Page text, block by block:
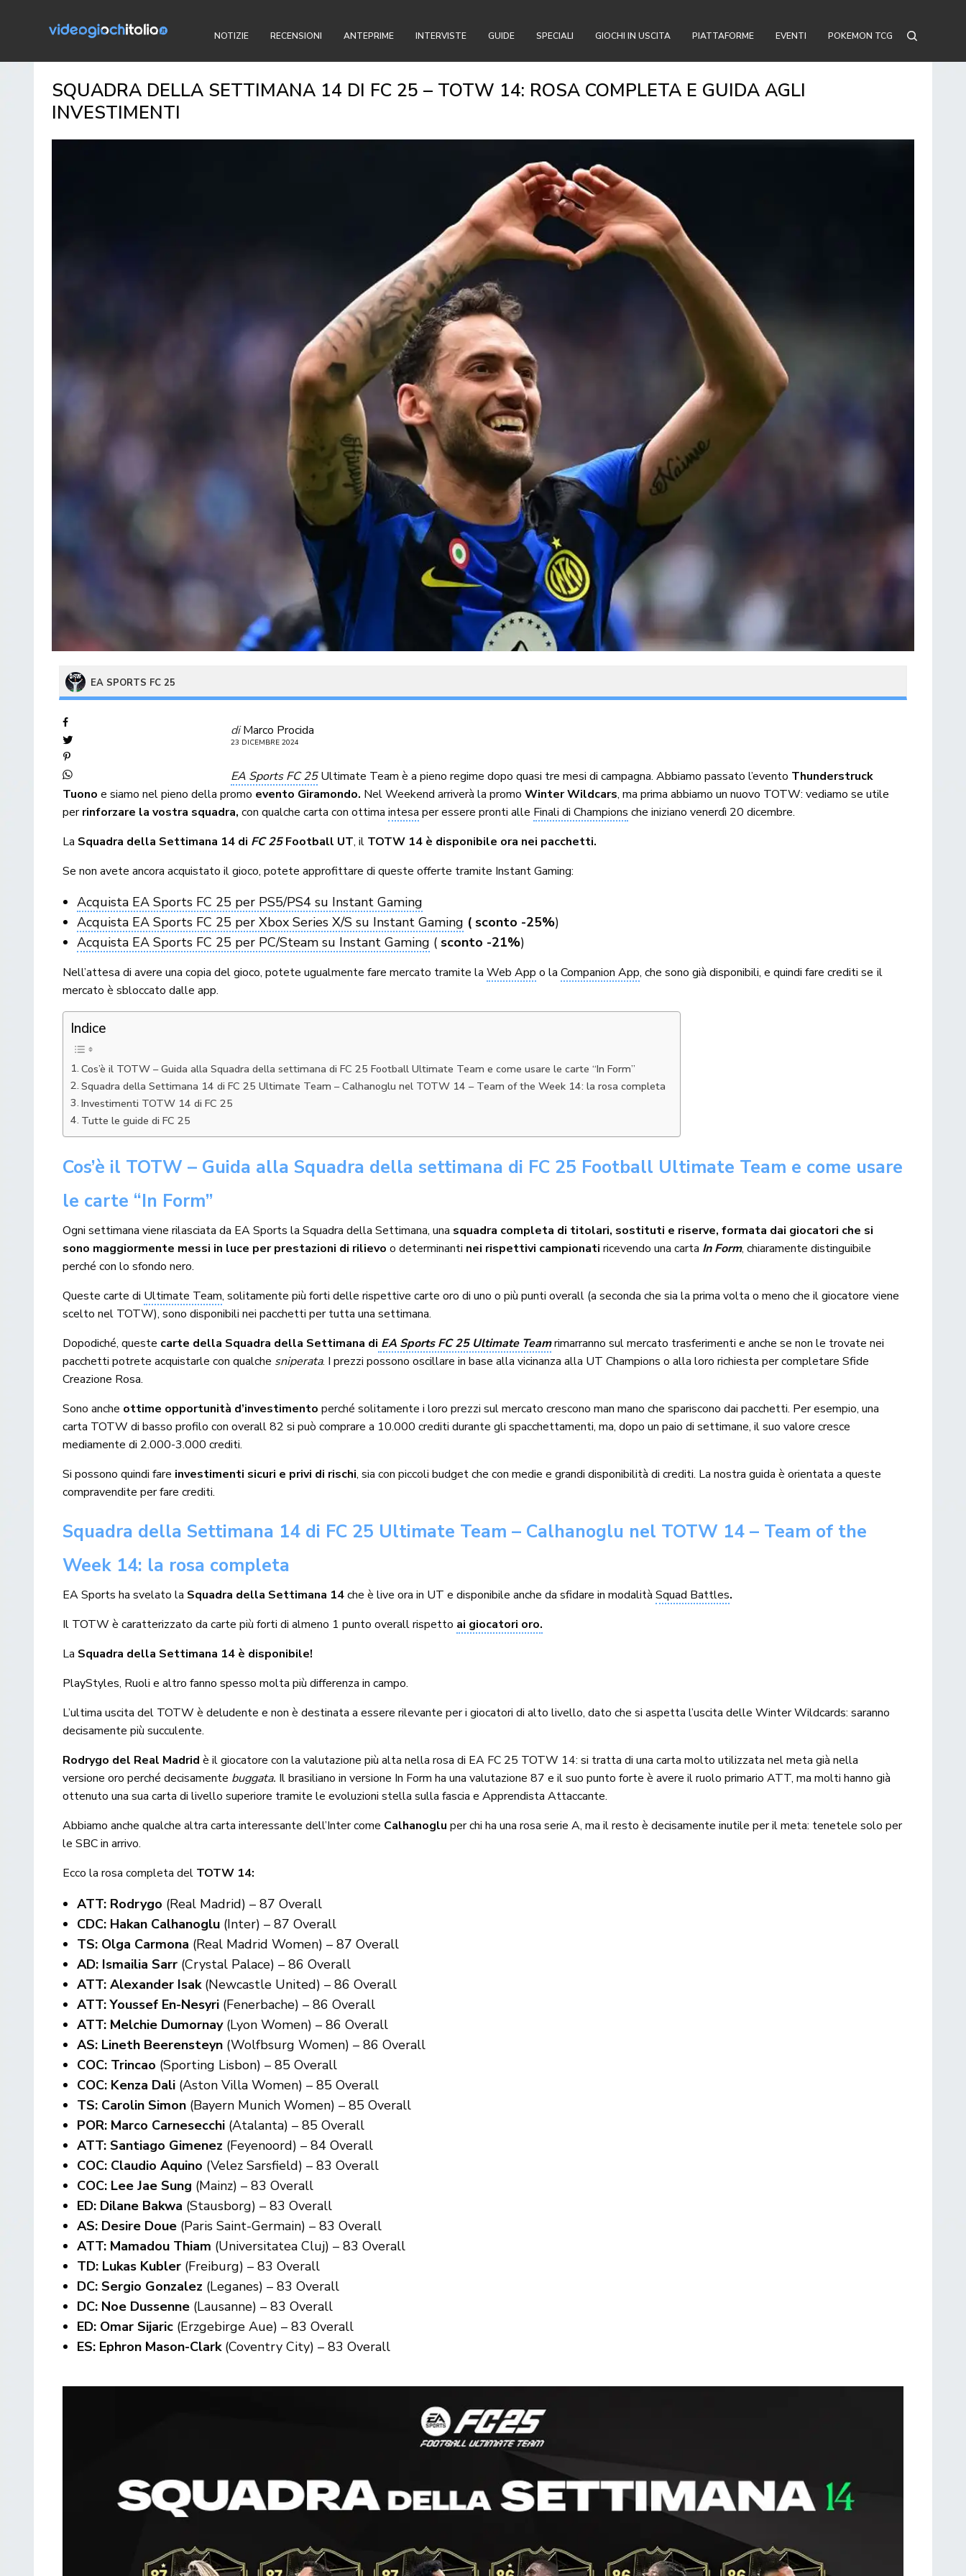
NOTIZIE RECENSIONI ANTEPRIME INTERVISTE GUIDE SPECIALI GIOCHI IN USCITA PIATTAFORME EVENTI POKEMON TCG
SQUADRA DELLA SETTIMANA 14 DI FC 25 – TOTW 14: ROSA COMPLETA E GUIDA AGLI
INVESTIMENTI
EA SPORTS FC 25
di Marco Procida
23 DICEMBRE 2024
EA Sports FC 25Ultimate Team è a pieno regime dopo quasi tre mesi di campagna. Abbiamo passato l’evento Thunderstruck
Tuono e siamo nel pieno della promo evento Giramondo. Nel Weekend arriverà la promoWinter Wildcars, ma prima abbiamo un nuovo TOTW: vediamo se utile
perrinforzare la vostra squadra, con qualche carta con ottimaintesa per essere pronti alle Finali di Champions che iniziano venerdì 20 dicembre.
La Squadra della Settimana 14 di FC 25Football UT, il TOTW 14 è disponibile ora nei pacchetti.
Se non avete ancora acquistato il gioco, potete approfittare di queste offerte tramite Instant Gaming:
Acquista EA Sports FC 25 per PS5/PS4 su Instant Gaming
Acquista EA Sports FC 25 per Xbox Series X/S su Instant Gaming ( sconto -25%)
Acquista EA Sports FC 25 per PC/Steam su Instant Gaming ( sconto -21%)
Nell’attesa di avere una copia del gioco, potete ugualmente fare mercato tramite laWeb App o laCompanion App, che sono già disponibili, e quindi fare crediti se il
mercato è sbloccato dalle app.
Indice
Cos’è il TOTW – Guida alla Squadra della settimana di FC 25 Football Ultimate Team e come usare le carte “In Form”
Squadra della Settimana 14 di FC 25 Ultimate Team – Calhanoglu nel TOTW 14 – Team of the Week 14: la rosa completa
Investimenti TOTW 14 di FC 25
Tutte le guide di FC 25
Cos’è il TOTW – Guida alla Squadra della settimana di FC 25 Football Ultimate Team e come usare
le carte “In Form”
Ogni settimana viene rilasciata da EA Sports la Squadra della Settimana, una squadra completa di titolari, sostituti e riserve, formata dai giocatori che si
sono maggiormente messi in luce per prestazioni di rilievo o determinanti nei rispettivi campionati ricevendo una carta In Form, chiaramente distinguibile
perché con lo sfondo nero.
Queste carte di Ultimate Team, solitamente più forti delle rispettive carte oro di uno o più punti overall (a seconda che sia la prima volta o meno che il giocatore viene
scelto nel TOTW), sono disponibili nei pacchetti per tutta una settimana.
Dopodiché, queste carte della Squadra della Settimana di EA Sports FC 25 Ultimate Teamrimarranno sul mercato trasferimenti e anche se non le trovate nei
pacchetti potrete acquistarle con qualche sniperata. I prezzi possono oscillare in base alla vicinanza alla UT Champions o alla loro richiesta per completare Sfide
Creazione Rosa.
Sono anche ottime opportunità d’investimento perché solitamente i loro prezzi sul mercato crescono man mano che spariscono dai pacchetti. Per esempio, una
carta TOTW di basso profilo con overall 82 si può comprare a 10.000 crediti durante gli spacchettamenti, ma, dopo un paio di settimane, il suo valore cresce
mediamente di 2.000-3.000 crediti.
Si possono quindi fare investimenti sicuri e privi di rischi, sia con piccoli budget che con medie e grandi disponibilità di crediti. La nostra guida è orientata a queste
compravendite per fare crediti.
Squadra della Settimana 14 di FC 25 Ultimate Team – Calhanoglu nel TOTW 14 – Team of the
Week 14: la rosa completa
EA Sports ha svelato la Squadra della Settimana 14che è live ora in UT e disponibile anche da sfidare in modalitàSquad Battles.
Il TOTW è caratterizzato da carte più forti di almeno 1 punto overall rispetto ai giocatori oro.
La Squadra della Settimana 14 è disponibile!
PlayStyles, Ruoli e altro fanno spesso molta più differenza in campo.
L’ultima uscita del TOTW è deludente e non è destinata a essere rilevante per i giocatori di alto livello, dato che si aspetta l’uscita delle Winter Wildcards: saranno
decisamente più succulente.
Rodrygo del Real Madrid è il giocatore con la valutazione più alta nella rosa di EA FC 25 TOTW 14: si tratta di una carta molto utilizzata nel meta già nella
versione oro perché decisamente buggata. Il brasiliano in versione In Form ha una valutazione 87 e il suo punto forte è avere il ruolo primario ATT, ma molti hanno già
ottenuto una sua carta di livello superiore tramite le evoluzioni stella sulla fascia e Apprendista Attaccante.
Abbiamo anche qualche altra carta interessante dell’Inter come Calhanoglu per chi ha una rosa serie A, ma il resto è decisamente inutile per il meta: tenetele solo per
le SBC in arrivo.
Ecco la rosa completa del TOTW 14:
ATT: Rodrygo (Real Madrid) – 87 Overall
CDC: Hakan Calhanoglu (Inter) – 87 Overall
TS: Olga Carmona (Real Madrid Women) – 87 Overall
AD: Ismailia Sarr (Crystal Palace) – 86 Overall
ATT: Alexander Isak (Newcastle United) – 86 Overall
ATT: Youssef En-Nesyri (Fenerbache) – 86 Overall
ATT: Melchie Dumornay (Lyon Women) – 86 Overall
AS: Lineth Beerensteyn (Wolfbsurg Women) – 86 Overall
COC: Trincao (Sporting Lisbon) – 85 Overall
COC: Kenza Dali (Aston Villa Women) – 85 Overall
TS: Carolin Simon (Bayern Munich Women) – 85 Overall
POR: Marco Carnesecchi (Atalanta) – 85 Overall
ATT: Santiago Gimenez (Feyenoord) – 84 Overall
COC: Claudio Aquino (Velez Sarsfield) – 83 Overall
COC: Lee Jae Sung (Mainz) – 83 Overall
ED: Dilane Bakwa (Stausborg) – 83 Overall
AS: Desire Doue (Paris Saint-Germain) – 83 Overall
ATT: Mamadou Thiam (Universitatea Cluj) – 83 Overall
TD: Lukas Kubler (Freiburg) – 83 Overall
DC: Sergio Gonzalez (Leganes) – 83 Overall
DC: Noe Dussenne (Lausanne) – 83 Overall
ED: Omar Sijaric (Erzgebirge Aue) – 83 Overall
ES: Ephron Mason-Clark (Coventry City) – 83 Overall